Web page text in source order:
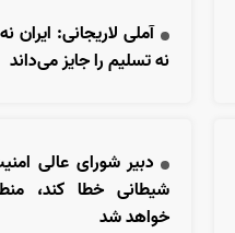
آملی لاریجانی: ایران
نه تسلیم را جایز می‌داند
دبیر شورای عالی
شیطانی خطا کند،
خواهد شد